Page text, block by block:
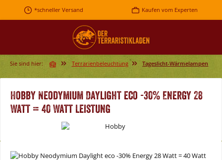
Zum Hauptinhalt springen
*schneller Versand Kaufen vom Experten
Sie sind hier: Terrarienbeleuchtung Tageslicht-Wärmelampen
Hobby Neodymium Daylight eco -30% Energy 28
Watt = 40 Watt Leistung
Bildergalerie überspringen